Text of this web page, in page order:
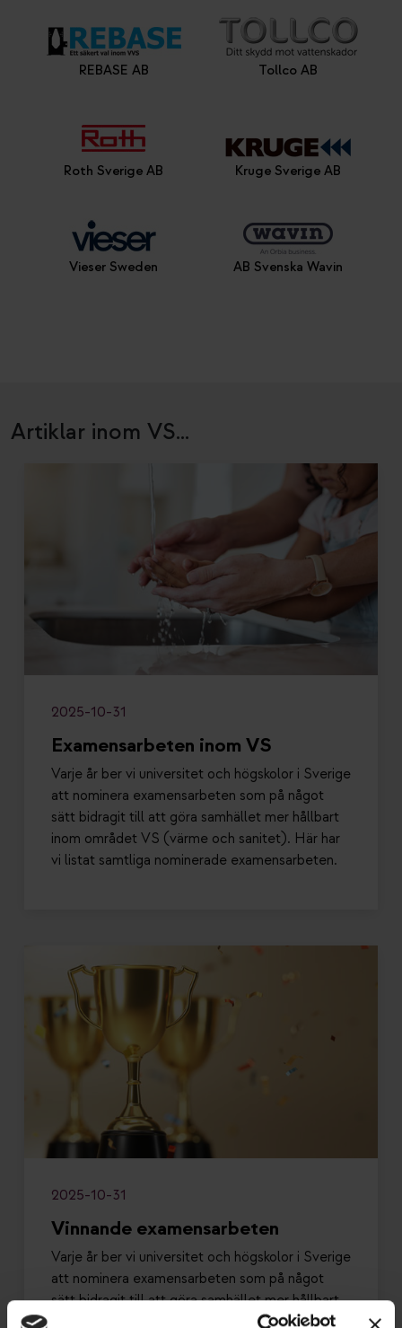
REBASE AB Tollco AB
Roth Sverige AB Kruge Sverige AB
Vieser Sweden AB Svenska Wavin
Artiklar inom VS...
2025-10-31
Examensarbeten inom VS
Varje år ber vi universitet och högskolor i Sverige
att nominera examensarbeten som på något
sätt bidragit till att göra samhället mer hållbart
inom området VS (värme och sanitet). Här har
vi listat samtliga nominerade examensarbeten.
2025-10-31
Vinnande examensarbeten
Varje år ber vi universitet och högskolor i Sverige
att nominera examensarbeten som på något
sätt bidragit till att göra samhället mer hållbart
inom området VS (värme och sanitet), VA